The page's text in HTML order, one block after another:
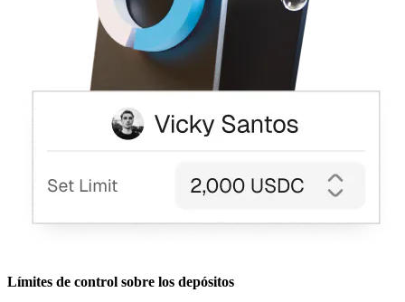
Límites de control sobre los depósitos